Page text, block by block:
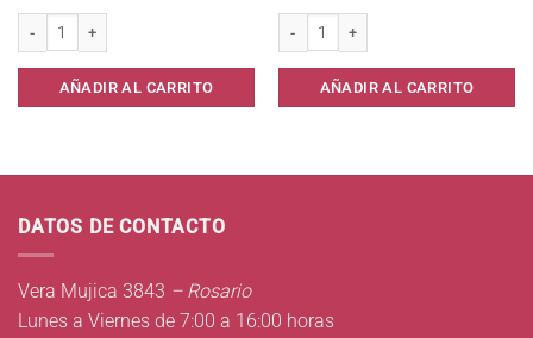
Toalla 976 p/Cabello 20 cms * cantidad
AÑADIR AL CARRITO
Repasador Toalla Super Cuadro 42x60*
AÑADIR AL CARRITO
Grueso* cantidad
DATOS DE CONTACTO
Vera Mujica 3843 – Rosario
Lunes a Viernes de 7:00 a 16:00 horas